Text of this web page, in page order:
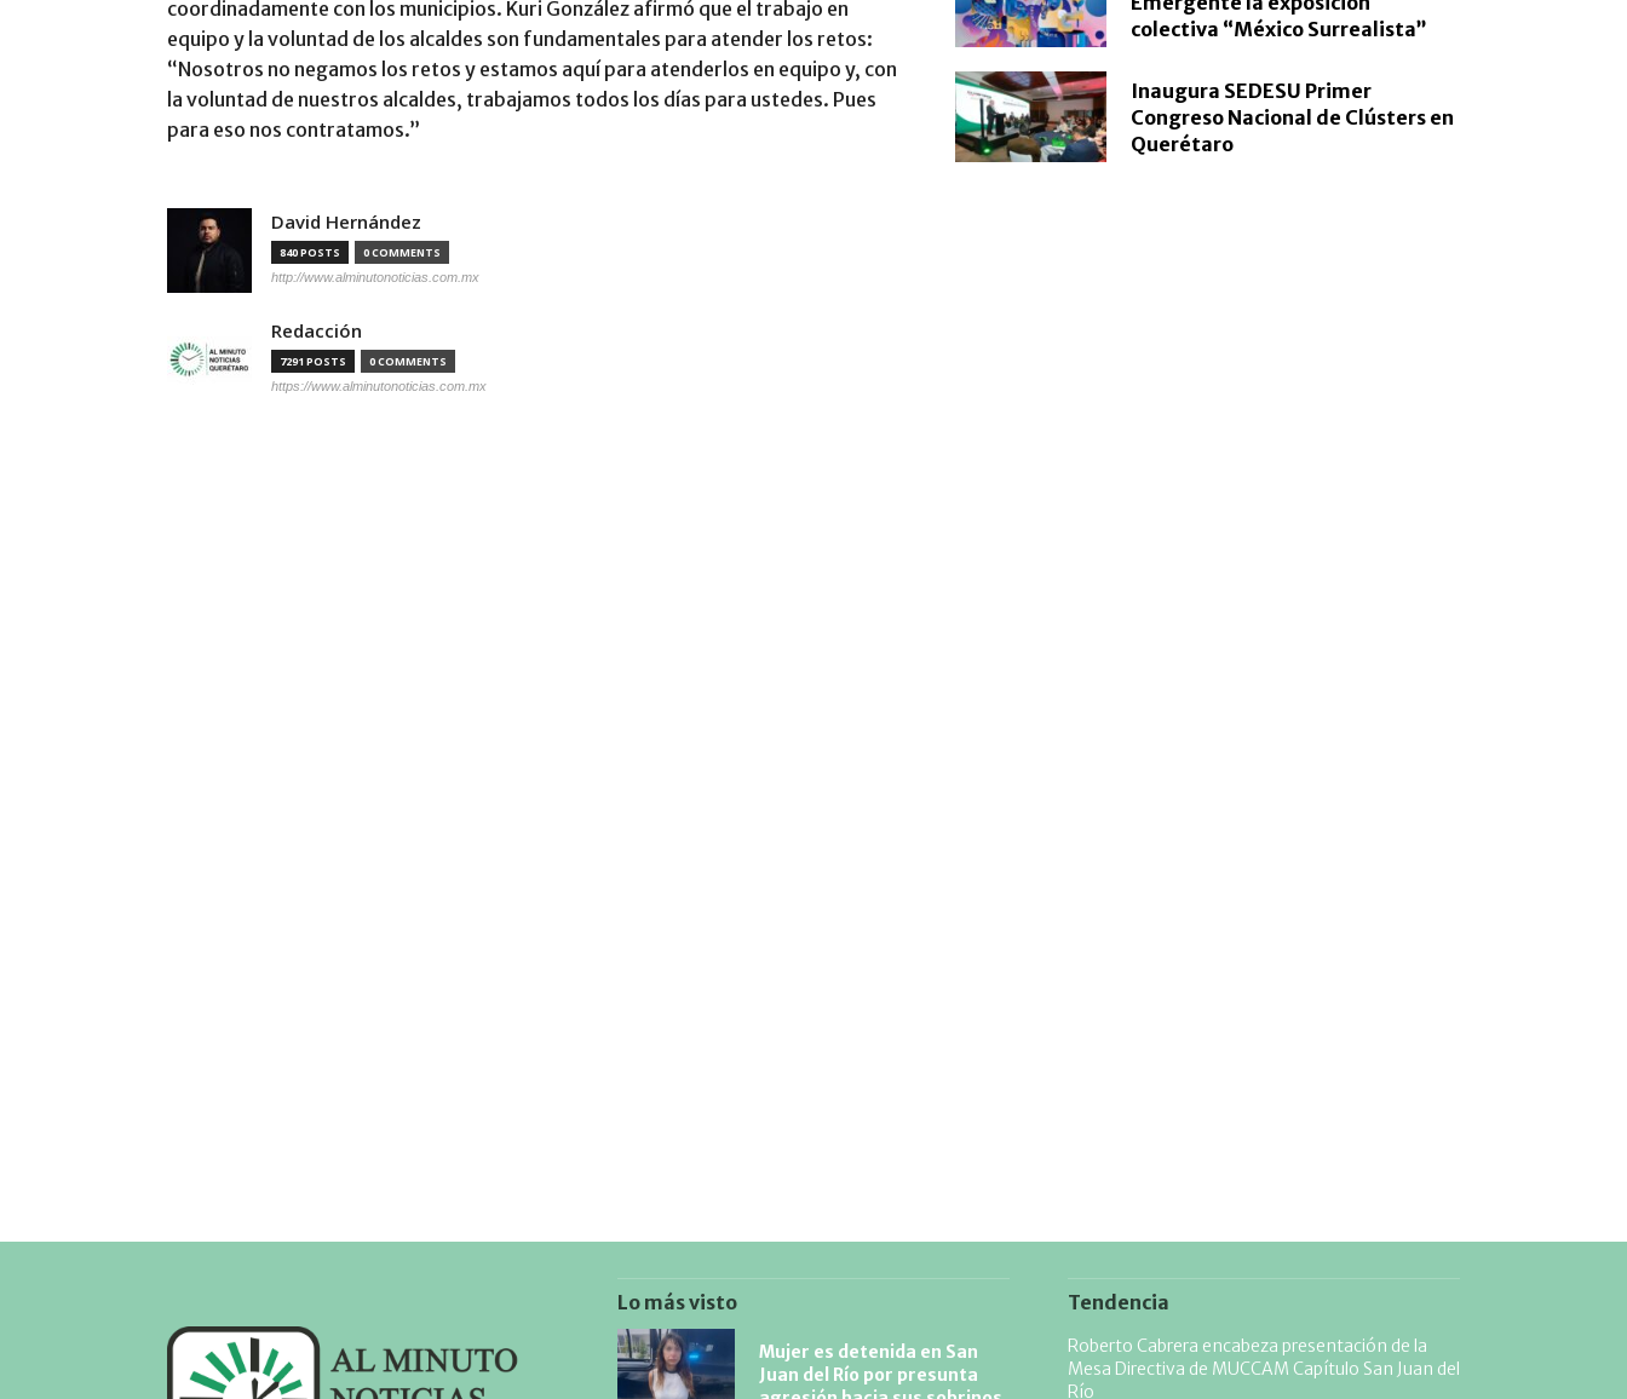
coordinadamente con los municipios. Kuri González afirmó que el trabajo en
equipo y la voluntad de los alcaldes son fundamentales para atender los retos:
“Nosotros no negamos los retos y estamos aquí para atenderlos en equipo y, con
la voluntad de nuestros alcaldes, trabajamos todos los días para ustedes. Pues
para eso nos contratamos.”
David Hernández
840 POSTS 0 COMMENTS
http://www.alminutonoticias.com.mx
Redacción
7291 POSTS 0 COMMENTS
https://www.alminutonoticias.com.mx
colectiva “México Surrealista”
Inaugura SEDESU Primer
Congreso Nacional de Clústers en
Querétaro
Lo más visto
Mujer es detenida en San
Juan del Río por presunta
Tendencia
Roberto Cabrera encabeza presentación de la
Mesa Directiva de MUCCAM Capítulo San Juan del
Río